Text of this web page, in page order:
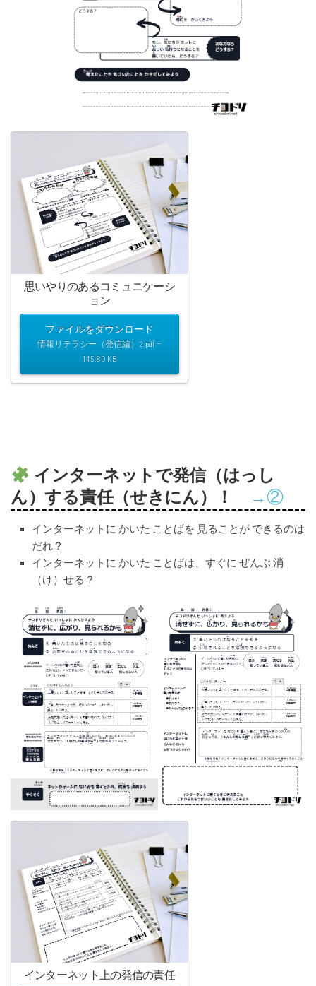
思いやりのあるコミュニケーシ
ョン
ファイルをダウンロード
情報リテラシー（発信編）2.pdf –
145.80 KB
インターネットで発信（はっし
ん）する責任（せきにん）！
→②
インターネットに かいた ことばを 見ることが できるのは
だれ？
インターネットに かいた ことばは、すぐに ぜんぶ 消
（け）せる？
インターネット上の発信の責任